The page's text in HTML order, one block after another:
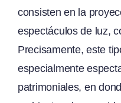
consisten en la
espectáculos de luz,
Precisamente, este
especialmente
patrimoniales, en